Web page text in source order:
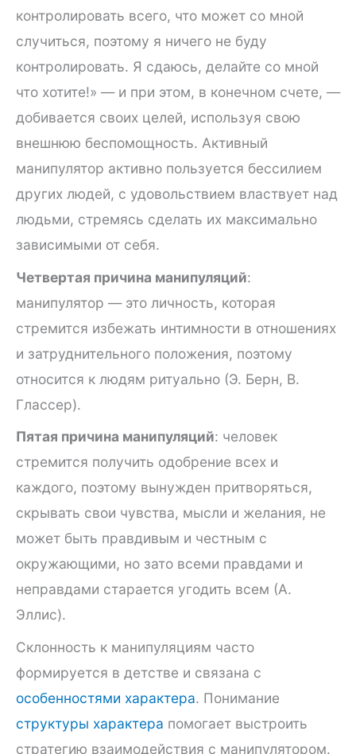
контролировать всего, что может со мной
случиться, поэтому я ничего не буду
контролировать. Я сдаюсь, делайте со мной
что хотите!» — и при этом, в конечном счете, —
добивается своих целей, используя свою
внешнюю беспомощность. Активный
манипулятор активно пользуется бессилием
других людей, с удовольствием властвует над
людьми, стремясь сделать их максимально
зависимыми от себя.
Четвертая причина манипуляций:
манипулятор — это личность, которая
стремится избежать интимности в отношениях
и затруднительного положения, поэтому
относится к людям ритуально (Э. Берн, В.
Глассер).
Пятая причина манипуляций: человек
стремится получить одобрение всех и
каждого, поэтому вынужден притворяться,
скрывать свои чувства, мысли и желания, не
может быть правдивым и честным с
окружающими, но зато всеми правдами и
неправдами старается угодить всем (А.
Эллис).
Склонность к манипуляциям часто
формируется в детстве и связана с
особенностями характера. Понимание
структуры характера помогает выстроить
стратегию взаимодействия с манипулятором.